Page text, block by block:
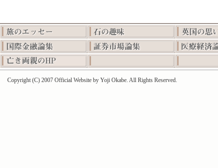
Copyright (C) 2007 Official Website by Yoji Okabe. All Rights Reserved.